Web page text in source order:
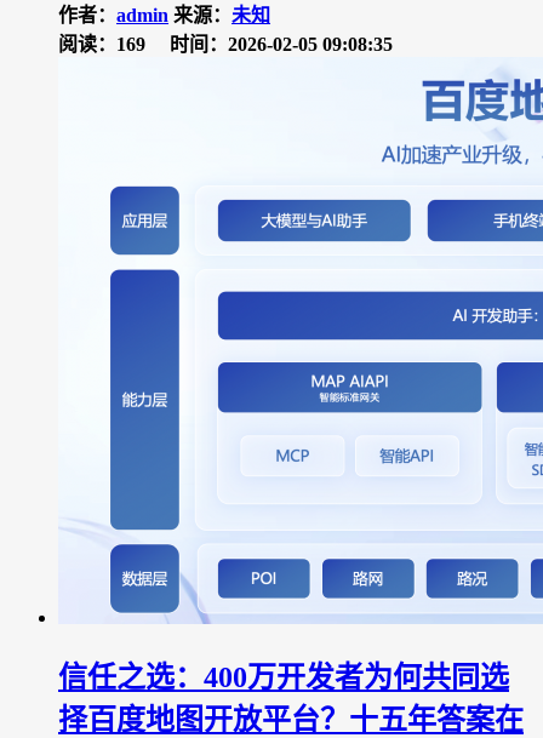
作者： admin 来源： 未知
阅读：169
时间：2026-02-05 09:08:35
信任之选：400万开发者为何共同选
择百度地图开放平台？十五年答案在